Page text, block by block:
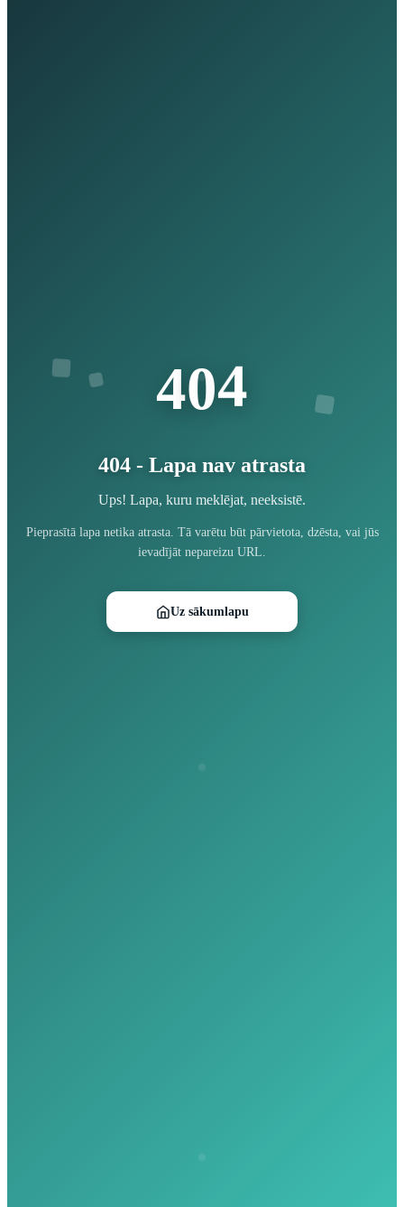
404
404 - Lapa nav atrasta
Ups! Lapa, kuru meklējat, neeksistē.
Pieprasītā lapa netika atrasta. Tā varētu būt pārvietota, dzēsta, vai jūs
ievadījāt nepareizu URL.
Uz sākumlapu